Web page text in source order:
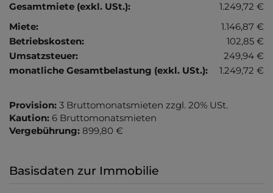
Gesamtmiete (exkl. USt.):
1.249,72 €
Miete:
1.146,87 €
Betriebskosten:
102,85 €
Umsatzsteuer:
249,94 €
monatliche Gesamtbelastung (exkl. USt.):
1.249,72 €
Provision: 3 Bruttomonatsmieten zzgl. 20% USt.
Kaution: 6 Bruttomonatsmieten
Vergebührung: 899,80 €
Basisdaten zur Immobilie